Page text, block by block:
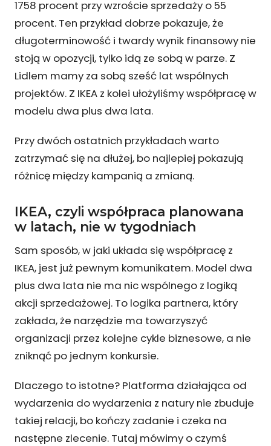
1758 procent przy wzroście sprzedaży o 55
procent. Ten przykład dobrze pokazuje, że
długoterminowość i twardy wynik finansowy nie
stoją w opozycji, tylko idą ze sobą w parze. Z
Lidlem mamy za sobą sześć lat wspólnych
projektów. Z IKEA z kolei ułożyliśmy współpracę w
modelu dwa plus dwa lata.
Przy dwóch ostatnich przykładach warto
zatrzymać się na dłużej, bo najlepiej pokazują
różnicę między kampanią a zmianą.
IKEA, czyli współpraca planowana
w latach, nie w tygodniach
Sam sposób, w jaki układa się współpracę z
IKEA, jest już pewnym komunikatem. Model dwa
plus dwa lata nie ma nic wspólnego z logiką
akcji sprzedażowej. To logika partnera, który
zakłada, że narzędzie ma towarzyszyć
organizacji przez kolejne cykle biznesowe, a nie
zniknąć po jednym konkursie.
Dlaczego to istotne? Platforma działająca od
wydarzenia do wydarzenia z natury nie zbuduje
takiej relacji, bo kończy zadanie i czeka na
następne zlecenie. Tutaj mówimy o czymś